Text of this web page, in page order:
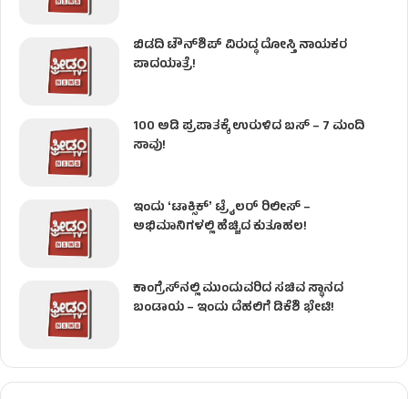
ಬಿಡದಿ ಟೌನ್‌ಶಿಪ್‌ ವಿರುದ್ಧ ದೋಸ್ತಿ ನಾಯಕರ
ಪಾದಯಾತ್ರೆ!
100 ಅಡಿ ಪ್ರಪಾತಕ್ಕೆ ಉರುಳಿದ ಬಸ್‌ – 7 ಮಂದಿ
ಸಾವು!
ಇಂದು ʻಟಾಕ್ಸಿಕ್ʼ ಟ್ರೈಲರ್ ರಿಲೀಸ್‌ –
ಅಭಿಮಾನಿಗಳಲ್ಲಿ ಹೆಚ್ಚಿದ ಕುತೂಹಲ!
ಕಾಂಗ್ರೆಸ್​ನಲ್ಲಿ ಮುಂದುವರಿದ ಸಚಿವ ಸ್ಥಾನದ
ಬಂಡಾಯ – ಇಂದು ದೆಹಲಿಗೆ ಡಿಕೆಶಿ ಭೇಟಿ!